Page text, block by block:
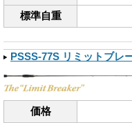
標準自重
PSSS-77S リミットブレ
価格